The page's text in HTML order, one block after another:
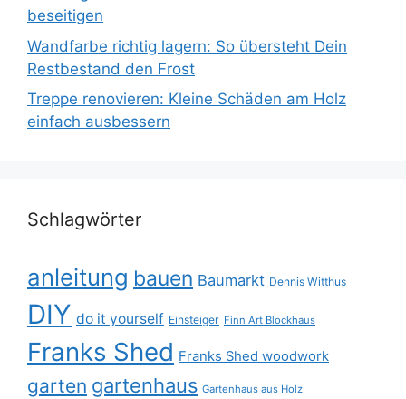
beseitigen
Wandfarbe richtig lagern: So übersteht Dein
Restbestand den Frost
Treppe renovieren: Kleine Schäden am Holz
einfach ausbessern
Schlagwörter
anleitung bauen Baumarkt Dennis Witthus
DIY do it yourself Einsteiger Finn Art Blockhaus
Franks Shed Franks Shed woodwork
garten gartenhaus Gartenhaus aus Holz